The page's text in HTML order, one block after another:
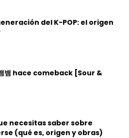
del K-POP: el origen
뱀 hace comeback [Sour &
necesitas saber sobre
(qué es, origen y obras)